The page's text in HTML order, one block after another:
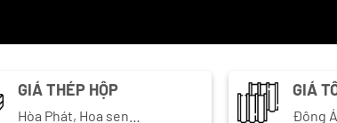
GIÁ THÉP HỘP
Hòa Phát, Hoa sen…
GIÁ
Đông